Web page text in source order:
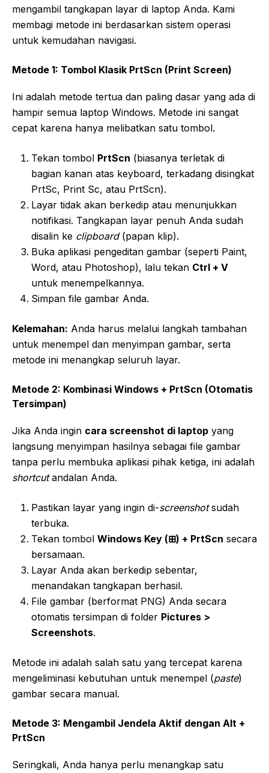
mengambil tangkapan layar di laptop Anda. Kami
membagi metode ini berdasarkan sistem operasi
untuk kemudahan navigasi.
Metode 1: Tombol Klasik PrtScn (Print Screen)
Ini adalah metode tertua dan paling dasar yang ada di
hampir semua laptop Windows. Metode ini sangat
cepat karena hanya melibatkan satu tombol.
Tekan tombol PrtScn (biasanya terletak di
bagian kanan atas keyboard, terkadang disingkat
PrtSc, Print Sc, atau PrtScn).
Layar tidak akan berkedip atau menunjukkan
notifikasi. Tangkapan layar penuh Anda sudah
disalin ke clipboard(papan klip).
Buka aplikasi pengeditan gambar (seperti Paint,
Word, atau Photoshop), lalu tekan Ctrl + V
untuk menempelkannya.
Simpan file gambar Anda.
Kelemahan: Anda harus melalui langkah tambahan
untuk menempel dan menyimpan gambar, serta
metode ini menangkap seluruh layar.
Metode 2: Kombinasi Windows + PrtScn (Otomatis
Tersimpan)
Jika Anda ingin cara screenshot di laptop yang
langsung menyimpan hasilnya sebagai file gambar
tanpa perlu membuka aplikasi pihak ketiga, ini adalah
shortcutandalan Anda.
Pastikan layar yang ingin di-screenshotsudah
terbuka.
Tekan tombol Windows Key (⊞) + PrtScn secara
bersamaan.
Layar Anda akan berkedip sebentar,
menandakan tangkapan berhasil.
File gambar (berformat PNG) Anda secara
otomatis tersimpan di folder Pictures >
Screenshots.
Metode ini adalah salah satu yang tercepat karena
mengeliminasi kebutuhan untuk menempel (paste)
gambar secara manual.
Metode 3: Mengambil Jendela Aktif dengan Alt +
PrtScn
Seringkali, Anda hanya perlu menangkap satu